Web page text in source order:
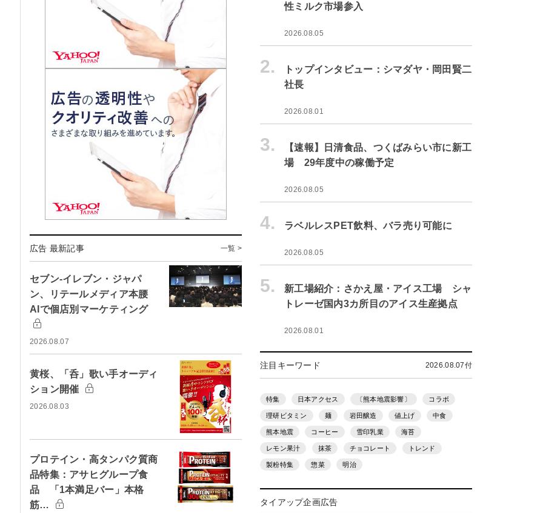
広告 最新記事 一覧 >
セブン-イレブン・ジャパ
ン、リテールメディア本腰
AIで個店別マーケティング
2026.08.07
黄桜、「呑」歌い手オーディ
ション開催
2026.08.03
プロテイン・高タンパク質商
品特集：アサヒグループ食
品 「1本満足バー」本格
筋…
性ミルク市場参入
2026.08.05
2.
トップインタビュー：シマダヤ・岡田賢二
社長
2026.08.01
3.
【速報】日清食品、つくばみらい市に新工
場 29年度中の稼働予定
2026.08.05
4. ラベルレスPET飲料、バラ売り可能に
2026.08.05
5.
新工場紹介：さかえ屋・アイス工場 シャ
トレーゼ国内3カ所目のアイス生産拠点
2026.08.01
注目キーワード 2026.08.07付
特集 日本アクセス 〔熊本地震影響〕 コラボ
理研ビタミン 麺 岩田醸造 値上げ 中食
熊本地震 コーヒー 雪印乳業 海苔
レモン果汁 抹茶 チョコレート トレンド
製粉特集 惣菜 明治
タイアップ企画広告